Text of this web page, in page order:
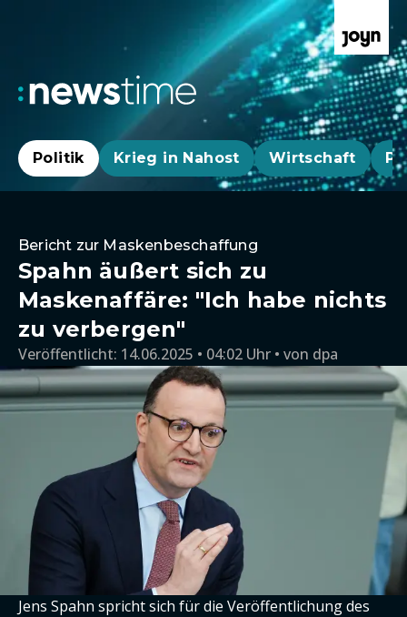
Politik Krieg in Nahost Wirtschaft
Bericht zur Maskenbeschaffung
Spahn äußert sich zu
Maskenaffäre: "Ich habe nichts
zu verbergen"
Veröffentlicht: 14.06.2025 • 04:02 Uhr von dpa
Jens Spahn spricht sich für die Veröffentlichung des